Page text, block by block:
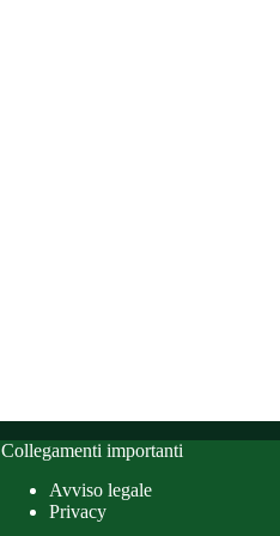
Collegamenti importanti
Avviso legale
Privacy